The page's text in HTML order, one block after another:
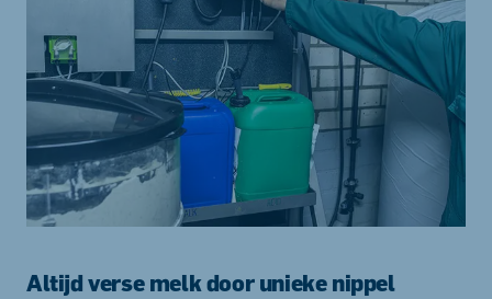
Altijd verse melk door unieke nippel